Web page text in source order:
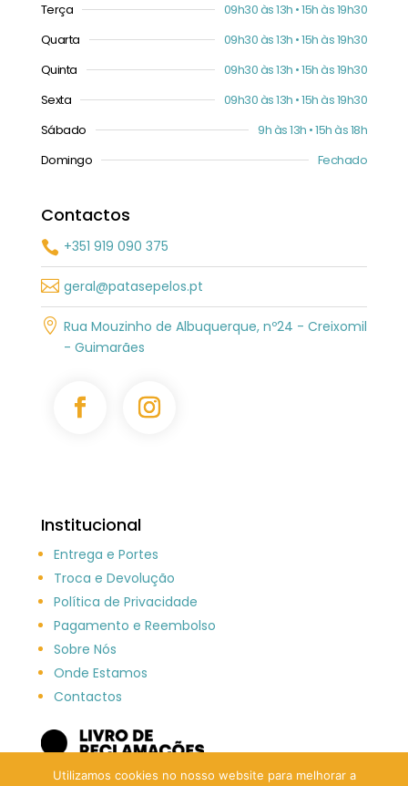
Terça
09h30 às 13h • 15h às 19h30
Quarta
09h30 às 13h • 15h às 19h30
Quinta
09h30 às 13h • 15h às 19h30
Sexta
09h30 às 13h • 15h às 19h30
Sábado
9h às 13h • 15h às 18h
Domingo
Fechado
Contactos
 +351 919 090 375
 geral@patasepelos.pt
 Rua Mouzinho de Albuquerque, nº24 - Creixomil
- Guimarães
Institucional
Entrega e Portes
Troca e Devolução
Política de Privacidade
Pagamento e Reembolso
Sobre Nós
Onde Estamos
Contactos
Utilizamos cookies no nosso website para melhorar a